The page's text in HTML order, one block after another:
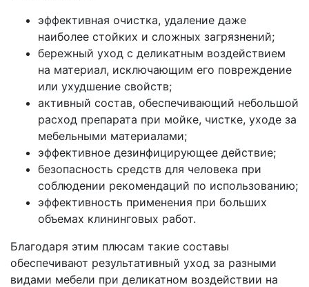
эффективная очистка, удаление даже
наиболее стойких и сложных загрязнений;
бережный уход с деликатным воздействием
на материал, исключающим его повреждение
или ухудшение свойств;
активный состав, обеспечивающий небольшой
расход препарата при мойке, чистке, уходе за
мебельными материалами;
эффективное дезинфицирующее действие;
безопасность средств для человека при
соблюдении рекомендаций по использованию;
эффективность применения при больших
объемах клининговых работ.
Благодаря этим плюсам такие составы
обеспечивают результативный уход за разными
видами мебели при деликатном воздействии на